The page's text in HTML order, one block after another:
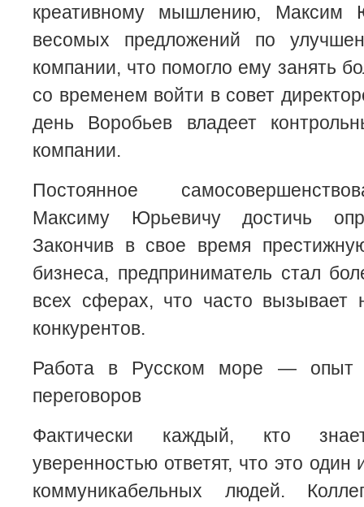
креативному мышлению, Максим
весомых предложений по
компании, что помогло ему занять
со временем войти в совет
день Воробьев владеет
компании.
Постоянное
Максиму Юрьевичу достичь
Закончив в свое время
бизнеса, предприниматель стал
всех сферах, что часто вызывает
конкурентов.
Работа в Русском море — опыт
переговоров
Фактически каждый, кто
уверенностью ответят, что это
коммуникабельных людей.